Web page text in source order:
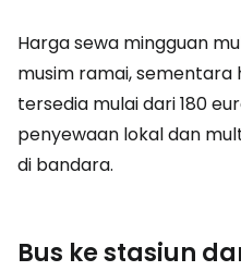
Harga sewa mingguan
musim ramai, sementara
tersedia mulai dari 180
penyewaan lokal dan
di bandara.
Bus ke stasiun